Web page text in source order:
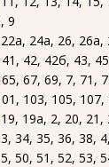
9
24а, 26, 26а,
42, 42б, 43,
67, 69, 7, 71,
103, 105,
19а, 2, 20, 21,
34, 35, 36, 38,
50, 51, 52, 53,